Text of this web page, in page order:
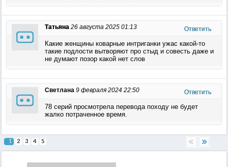
Татьяна 26 августа 2025 01:13 Ответить
Какие женщины коварные интриганки ужас какой-то
такие подлости вытворяют про стыд и совесть даже и
не думают позор какой нет слов
Светлана 9 февраля 2024 22:50 Ответить
78 серий просмотрела перевода походу не будет
жалко потраченное время.
1 2 3 4 5